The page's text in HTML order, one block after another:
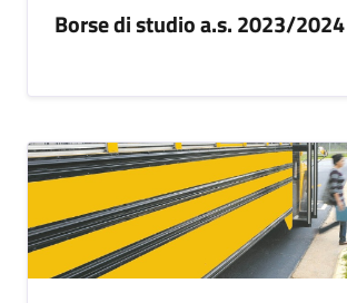
Borse di studio a.s. 2023/2024